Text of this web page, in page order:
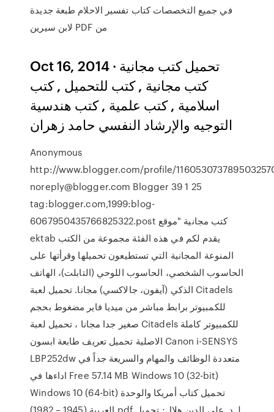
في جميع التخصصات كتاب تفسير الاحلام طبعة جديدة
لابن سيرين PDF من
Oct 16, 2014 · تحميل كتب مجانية
كتب مجانية , كتب للتحميل , كتب
اسلامية , كتب علمية , كتب هندسية
التوجيه والإرشاد النفسي حامد زهران
Anonymous
http://www.blogger.com/profile/
noreply@blogger.com Blogger 39 1 25
tag:blogger.com,1999:blog-
6067950435766825322.post كتب مجانية "موقع
ektab يقدم لكم في هذه الفئة مجموعة من الكتب
المنوعة المجانية التي تستطيعون تحميلها وقرأتها على
الحاسوب الشخصي، الحاسوب اللوحي (التابلت)، الهاتف
الذكي (آيفون، جالاكسي) مجانا. تحميل لعبة Citadels
للكمبيوتر برابط مباشر من ميديا فاير مضغوط بحجم
صغير جدا مجانا ، تحميل لعبة Citadels للكمبيوتر كاملة
الاصلية تحميل تعريف طابعة ابسون Canon i-SENSYS
LBP252dw متعددة الوظائف والمهام والسريعة جداً في
اداءها في Free 57.14 MB Windows 10 (32-bit)
Windows 10 (64-bit) تحميل كتاب أمريكا والوحدة
العربية (1945 – 1982) pdf لـ د. علي الدين هلال; تحميل